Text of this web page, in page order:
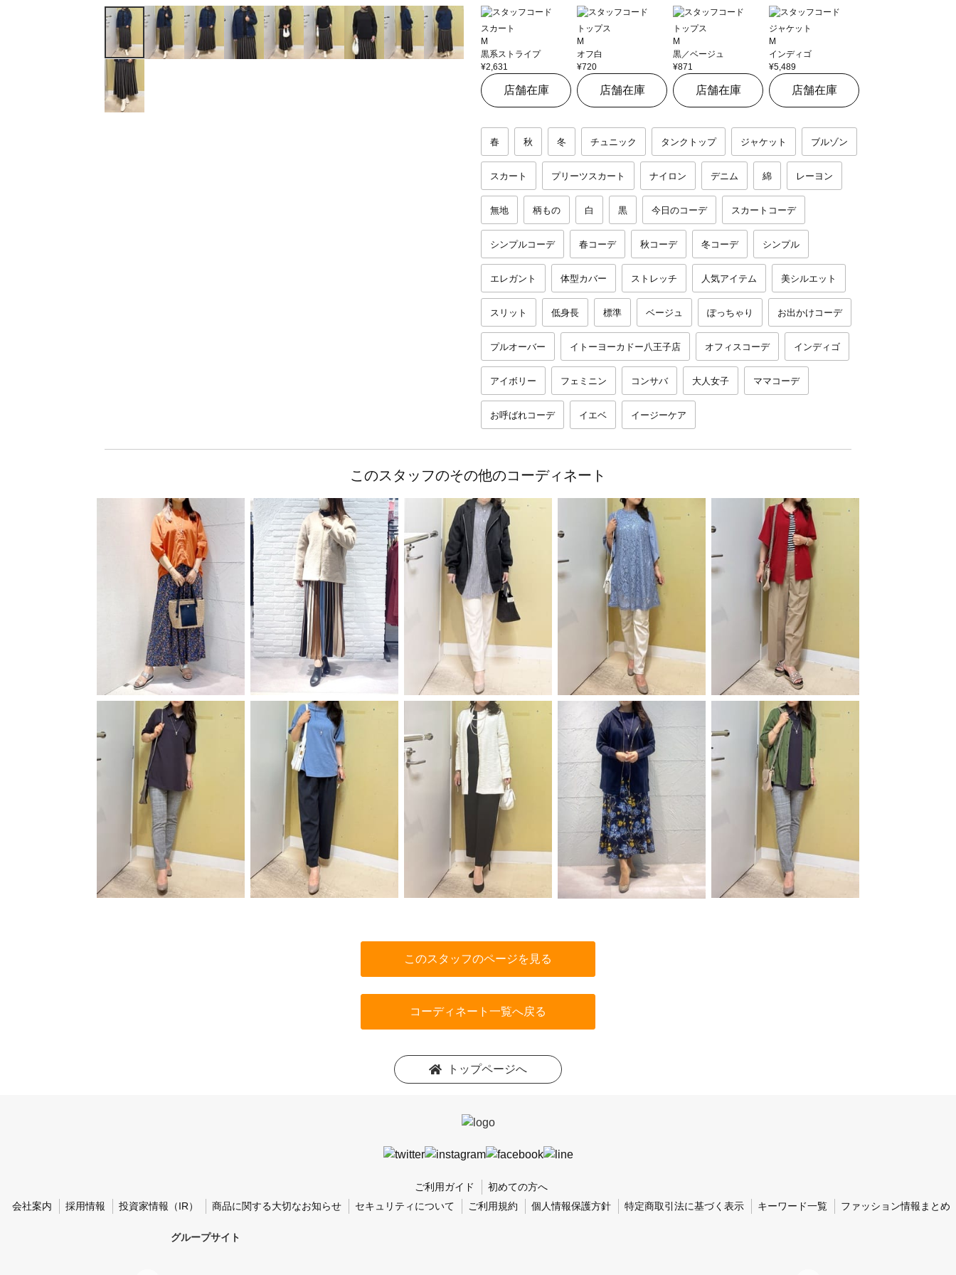
スカート
M
黒系ストライプ
¥2,631
店舗在庫
トップス
M
オフ白
¥720
店舗在庫
トップス
M
黒／ベージュ
¥871
店舗在庫
ジャケット
M
インディゴ
¥5,489
店舗在庫
春 秋 冬 チュニック タンクトップ ジャケット ブルゾン
スカート プリーツスカート ナイロン デニム 綿 レーヨン
無地 柄もの 白 黒 今日のコーデ スカートコーデ
シンプルコーデ 春コーデ 秋コーデ 冬コーデ シンプル
エレガント 体型カバー ストレッチ 人気アイテム 美シルエット
スリット 低身長 標準 ベージュ ぽっちゃり お出かけコーデ
プルオーバー イトーヨーカドー八王子店 オフィスコーデ インディゴ
アイボリー フェミニン コンサバ 大人女子 ママコーデ
お呼ばれコーデ イエベ イージーケア
このスタッフのその他のコーディネート
このスタッフのページを見る
コーディネート一覧へ戻る
トップページへ
ご利用ガイド
初めての方へ
会社案内
採用情報 投資家情報（IR） 商品に関する大切なお知らせ セキュリティについて ご利用規約 個人情報保護方針 特定商取引法に基づく表示 キーワード一覧 ファッション情報まとめ
グループサイト